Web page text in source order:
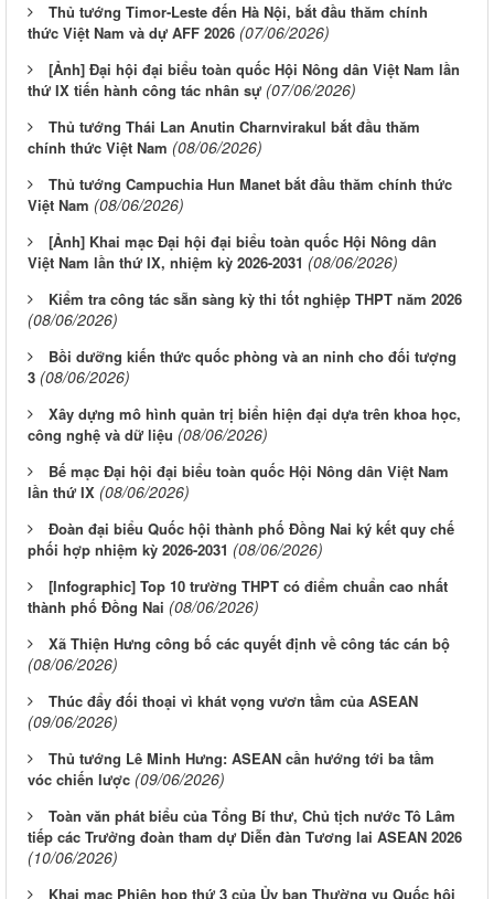
Thủ tướng Timor-Leste đến Hà Nội, bắt đầu thăm chính
thức Việt Nam và dự AFF 2026 (07/06/2026)
[Ảnh] Đại hội đại biểu toàn quốc Hội Nông dân Việt Nam lần
thứ IX tiến hành công tác nhân sự (07/06/2026)
Thủ tướng Thái Lan Anutin Charnvirakul bắt đầu thăm
chính thức Việt Nam (08/06/2026)
Thủ tướng Campuchia Hun Manet bắt đầu thăm chính thức
Việt Nam (08/06/2026)
[Ảnh] Khai mạc Đại hội đại biểu toàn quốc Hội Nông dân
Việt Nam lần thứ IX, nhiệm kỳ 2026-2031 (08/06/2026)
Kiểm tra công tác sẵn sàng kỳ thi tốt nghiệp THPT năm 2026
(08/06/2026)
Bồi dưỡng kiến thức quốc phòng và an ninh cho đối tượng
3 (08/06/2026)
Xây dựng mô hình quản trị biển hiện đại dựa trên khoa học,
công nghệ và dữ liệu (08/06/2026)
Bế mạc Đại hội đại biểu toàn quốc Hội Nông dân Việt Nam
lần thứ IX (08/06/2026)
Đoàn đại biểu Quốc hội thành phố Đồng Nai ký kết quy chế
phối hợp nhiệm kỳ 2026-2031 (08/06/2026)
[Infographic] Top 10 trường THPT có điểm chuẩn cao nhất
thành phố Đồng Nai (08/06/2026)
Xã Thiện Hưng công bố các quyết định về công tác cán bộ
(08/06/2026)
Thúc đẩy đối thoại vì khát vọng vươn tầm của ASEAN
(09/06/2026)
Thủ tướng Lê Minh Hưng: ASEAN cần hướng tới ba tầm
vóc chiến lược (09/06/2026)
Toàn văn phát biểu của Tổng Bí thư, Chủ tịch nước Tô Lâm
tiếp các Trưởng đoàn tham dự Diễn đàn Tương lai ASEAN 2026
(10/06/2026)
Khai mạc Phiên họp thứ 3 của Ủy ban Thường vụ Quốc hội